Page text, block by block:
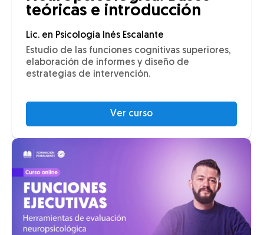
teóricas e introducción
Lic. en Psicología Inés Escalante
Estudio de las funciones cognitivas superiores,
elaboración de informes y diseño de
estrategias de intervención.
Ver curso